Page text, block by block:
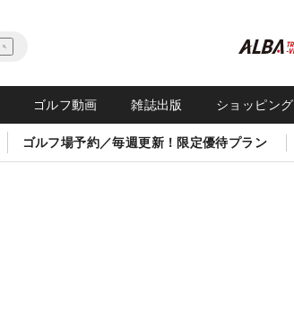
ゴルフ動画 雑誌出版 ショッピング
ゴルフ場予約／毎週更新！限定優待プラン